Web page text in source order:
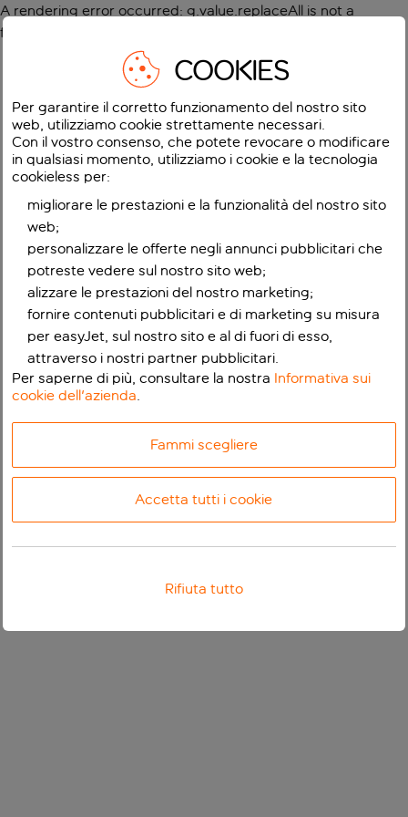
A rendering error occurred: g.value.replaceAll is not a
function
COOKIES
Per garantire il corretto funzionamento del nostro sito
web, utilizziamo cookie strettamente necessari.
Con il vostro consenso, che potete revocare o modificare
in qualsiasi momento, utilizziamo i cookie e la tecnologia
cookieless per:
migliorare le prestazioni e la funzionalità del nostro sito
web;
personalizzare le offerte negli annunci pubblicitari che
potreste vedere sul nostro sito web;
alizzare le prestazioni del nostro marketing;
fornire contenuti pubblicitari e di marketing su misura
per easyJet, sul nostro sito e al di fuori di esso,
attraverso i nostri partner pubblicitari.
Per saperne di più, consultare la nostra Informativa sui
cookie dell'azienda.
Fammi scegliere
Accetta tutti i cookie
Rifiuta tutto